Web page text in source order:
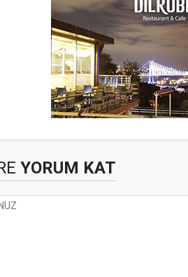
YORUM KAT